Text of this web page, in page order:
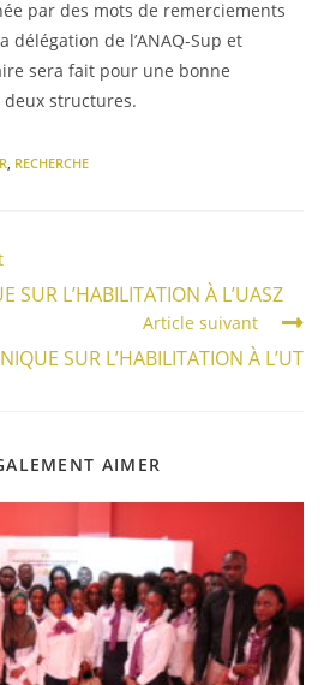
par des mots de remerciements
délégation de l’ANAQ-Sup et
sera fait pour une bonne
structures.
, RECHERCHE
SUR L’HABILITATION À L’UASZ
Article suivant
SUR L’HABILITATION À L’UT
AIMER